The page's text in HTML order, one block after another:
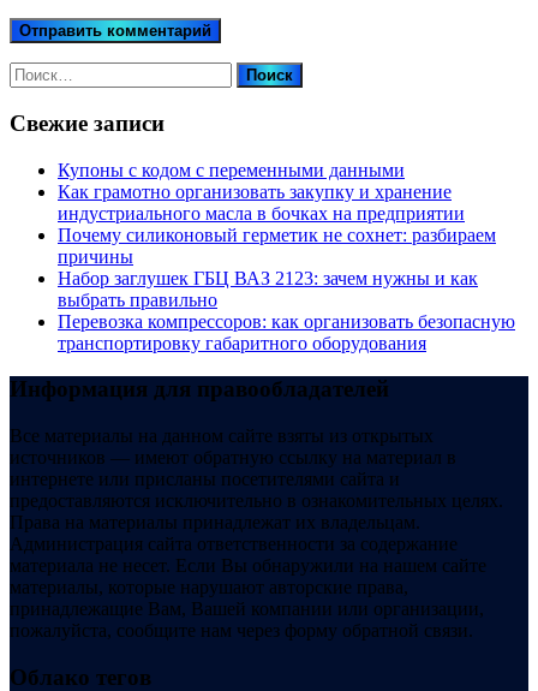
Найти:
Свежие записи
Купоны c кодом с переменными данными
Как грамотно организовать закупку и хранение
индустриального масла в бочках на предприятии
Почему силиконовый герметик не сохнет: разбираем
причины
Набор заглушек ГБЦ ВАЗ 2123: зачем нужны и как
выбрать правильно
Перевозка компрессоров: как организовать безопасную
транспортировку габаритного оборудования
Информация для правообладателей
Все материалы на данном сайте взяты из открытых
источников — имеют обратную ссылку на материал в
интернете или присланы посетителями сайта и
предоставляются исключительно в ознакомительных целях.
Права на материалы принадлежат их владельцам.
Администрация сайта ответственности за содержание
материала не несет. Если Вы обнаружили на нашем сайте
материалы, которые нарушают авторские права,
принадлежащие Вам, Вашей компании или организации,
пожалуйста, сообщите нам через форму обратной связи.
Облако тегов